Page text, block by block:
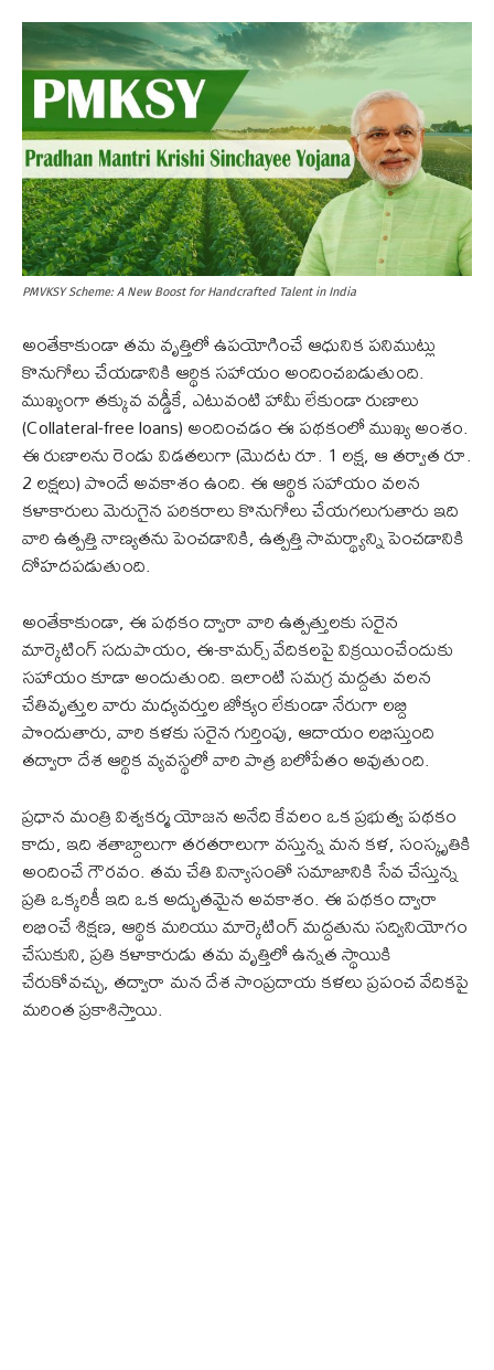
PMVKSY Scheme: A New Boost for Handcrafted Talent in India
అంతేకాకుండా తమ వృత్తిలో ఉపయోగించే ఆధునిక పనిముట్లు
కొనుగోలు చేయడానికి ఆర్థిక సహాయం అందించబడుతుంది.
ముఖ్యంగా తక్కువ వడ్డీకే, ఎటువంటి హామీ లేకుండా రుణాలు
(Collateral-free loans) అందించడం ఈ పథకంలో ముఖ్య అంశం.
ఈ రుణాలను రెండు విడతలుగా (మొదట రూ. 1 లక్ష, ఆ తర్వాత రూ.
2 లక్షలు) పొందే అవకాశం ఉంది. ఈ ఆర్థిక సహాయం వలన
కళాకారులు మెరుగైన పరికరాలు కొనుగోలు చేయగలుగుతారు ఇది
వారి ఉత్పత్తి నాణ్యతను పెంచడానికి, ఉత్పత్తి సామర్థ్యాన్ని పెంచడానికి
దోహదపడుతుంది.
అంతేకాకుండా, ఈ పథకం ద్వారా వారి ఉత్పత్తులకు సరైన
మార్కెటింగ్ సదుపాయం, ఈ-కామర్స్ వేదికలపై విక్రయించేందుకు
సహాయం కూడా అందుతుంది. ఇలాంటి సమగ్ర మద్దతు వలన
చేతివృత్తుల వారు మధ్యవర్తుల జోక్యం లేకుండా నేరుగా లబ్ది
పొందుతారు, వారి కళకు సరైన గుర్తింపు, ఆదాయం లభిస్తుంది
తద్వారా దేశ ఆర్థిక వ్యవస్థలో వారి పాత్ర బలోపేతం అవుతుంది.
ప్రధాన మంత్రి విశ్వకర్మ యోజన అనేది కేవలం ఒక ప్రభుత్వ పథకం
కాదు, ఇది శతాబ్దాలుగా తరతరాలుగా వస్తున్న మన కళ, సంస్కృతికి
అందించే గౌరవం. తమ చేతి విన్యాసంతో సమాజానికి సేవ చేస్తున్న
ప్రతి ఒక్కరికీ ఇది ఒక అద్భుతమైన అవకాశం. ఈ పథకం ద్వారా
లభించే శిక్షణ, ఆర్థిక మరియు మార్కెటింగ్ మద్దతును సద్వినియోగం
చేసుకుని, ప్రతి కళాకారుడు తమ వృత్తిలో ఉన్నత స్థాయికి
చేరుకోవచ్చు, తద్వారా మన దేశ సాంప్రదాయ కళలు ప్రపంచ వేదికపై
మరింత ప్రకాశిస్తాయి.